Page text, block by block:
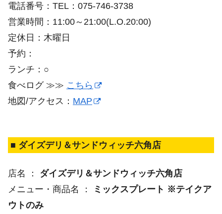
電話番号：TEL：075-746-3738
営業時間：11:00～21:00(L.O.20:00)
定休日：木曜日
予約：
ランチ：○
食べログ ≫≫ こちら
地図/アクセス： MAP
■ ダイズデリ＆サンドウィッチ六角店
店名 ： ダイズデリ＆サンドウィッチ六角店
メニュー・商品名 ：
ミックスプレート ※テイクア
ウトのみ